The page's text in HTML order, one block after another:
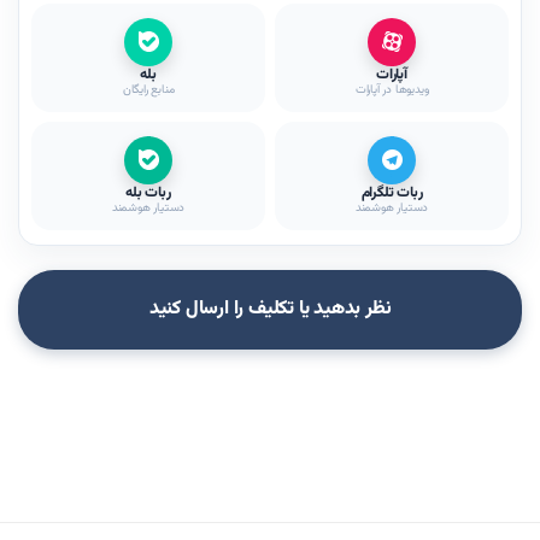
آپارات
ویدیوها در آپارات
بله
منابع رایگان
ربات تلگرام
دستیار هوشمند
ربات بله
دستیار هوشمند
نظر بدهید یا تکلیف را ارسال کنید